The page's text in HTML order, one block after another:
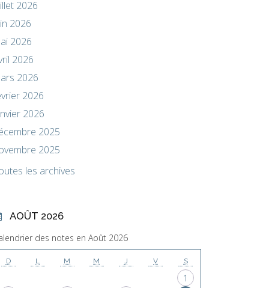
2026
2026
2026
2026
2026
2026
2026
2025
2025
les archives
AOÛT 2026
des notes en Août 2026
D L M M J V S
1